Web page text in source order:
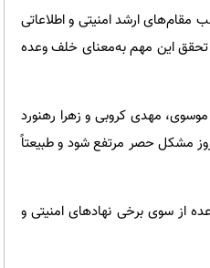
ارشد امنیتی و اطلاعاتی
تحقق این مهم به‌معنای خلف وعده
مهدی کروبی و زهرا رهنورد
مشکل حصر مرتفع شود و طبیعتاً
از سوی برخی نهادهای امنیتی و